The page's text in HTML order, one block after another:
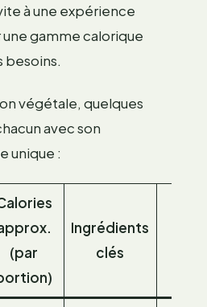
à une expérience
gamme calorique
besoins.
végétale, quelques
avec son
unique :
(par
Ingrédients
clés